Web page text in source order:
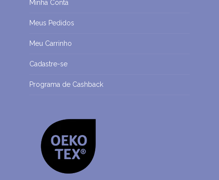
Minha Conta
Meus Pedidos
Meu Carrinho
Cadastre-se
Programa de Cashback